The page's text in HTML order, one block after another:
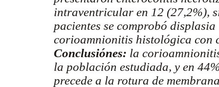
intraventricular en 12 (27,2%),
pacientes se comprobó
corioamnionitis histológica con
Conclusiónes: la
la población estudiada, y en
precede a la rotura de